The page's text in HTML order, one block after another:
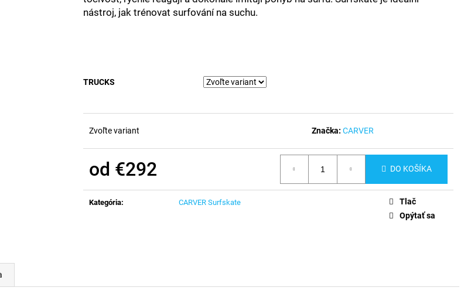
nástroj, jak trénovat surfování na suchu.
TRUCKS
Zvoľte variant Značka:CARVER
od €292 DO KOŠÍKA
Kategória: CARVER Surfskate
Tlač
Opýtať sa